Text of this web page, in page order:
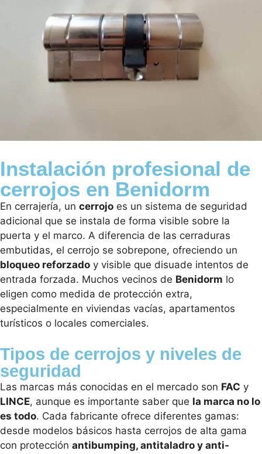
Instalación profesional de
cerrojos en Benidorm
En cerrajería, un cerrojo es un sistema de seguridad
adicional que se instala de forma visible sobre la
puerta y el marco. A diferencia de las cerraduras
embutidas, el cerrojo se sobrepone, ofreciendo un
bloqueo reforzado y visible que disuade intentos de
entrada forzada. Muchos vecinos de Benidorm lo
eligen como medida de protección extra,
especialmente en viviendas vacías, apartamentos
turísticos o locales comerciales.
Tipos de cerrojos y niveles de
seguridad
Las marcas más conocidas en el mercado son FAC y
LINCE, aunque es importante saber que la marca no lo
es todo. Cada fabricante ofrece diferentes gamas:
desde modelos básicos hasta cerrojos de alta gama
con protección antibumping, antitaladro y anti-